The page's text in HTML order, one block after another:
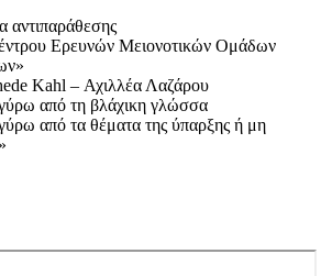
αντιπαράθεσης
Ερευνών Μειονοτικών Ομάδων
Kahl – Αχιλλέα Λαζάρου
από τη βλάχικη γλώσσα
από τα θέματα της ύπαρξης ή μη